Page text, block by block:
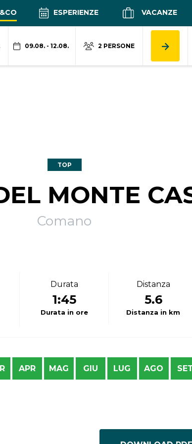
ESPERIENZE VACANZE
09.08. - 12.08. 2 PERSONE
TOP
MONTE
Comano
Durata
1:45
Durata in ore
Distanza
5.6
Distanza in km
APR MAG GIU LUG AGO